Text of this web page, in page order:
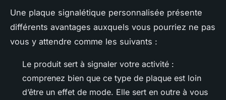
Une plaque signalétique personnalisée présente
différents avantages auxquels vous pourriez ne pas
vous y attendre comme les suivants :
Le produit sert à signaler votre activité :
comprenez bien que ce type de plaque est loin
d’être un effet de mode. Elle sert en outre à vous